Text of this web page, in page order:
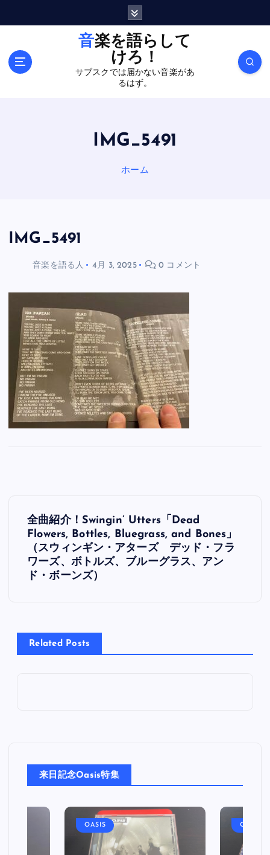
音楽を語らして
けろ！
サブスクでは届かない音楽があ
るはず。
IMG_5491
ホーム
IMG_5491
音楽を語る人 4月 3, 2025 0 コメント
投
稿
ナ
ゲ
ー
全曲紹介！Swingin’ Utters「Dead
Flowers, Bottles, Bluegrass, and Bones」
（スウィンギン・アターズ デッド・フラ
ワーズ、ボトルズ、ブルーグラス、アン
ド・ボーンズ）
Related Posts
来日記念Oasis特集
OASIS OASIS